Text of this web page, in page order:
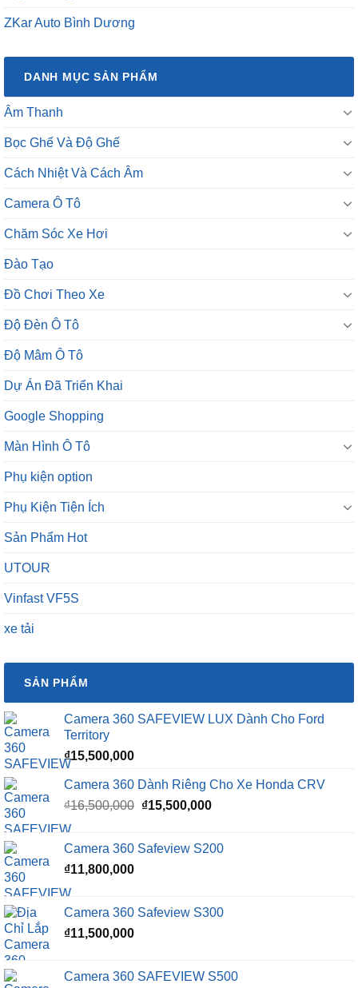
ZKar Auto Bình Dương
DANH MỤC SẢN PHẨM
Âm Thanh
Bọc Ghế Và Độ Ghế
Cách Nhiệt Và Cách Âm
Camera Ô Tô
Chăm Sóc Xe Hơi
Đào Tạo
Đồ Chơi Theo Xe
Độ Đèn Ô Tô
Độ Mâm Ô Tô
Dự Án Đã Triển Khai
Google Shopping
Màn Hình Ô Tô
Phụ kiện option
Phụ Kiện Tiện Ích
Sản Phẩm Hot
UTOUR
Vinfast VF5S
xe tải
SẢN PHẨM
Camera 360 SAFEVIEW LUX Dành Cho Ford
Territory
₫15,500,000
Camera 360 Dành Riêng Cho Xe Honda CRV
₫16,500,000 Giá
₫16,500,000.
₫15,500,000Giá
là:
Camera 360 Safeview S200
₫11,800,000
Camera 360 Safeview S300
₫11,500,000
Camera 360 SAFEVIEW S500